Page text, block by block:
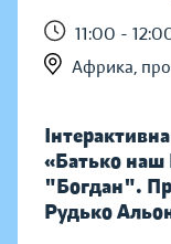
11:00 -
Африка,
«Батько наш
"Богдан".
Рудько